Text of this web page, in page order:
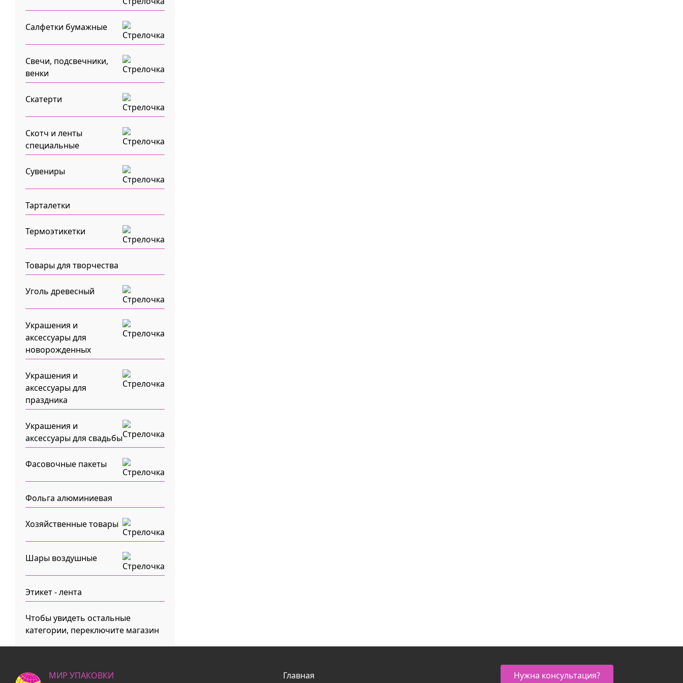
Салфетки бумажные
Свечи, подсвечники,
венки
Скатерти
Скотч и ленты
специальные
Сувениры
Тарталетки
Термоэтикетки
Товары для творчества
Уголь древесный
Украшения и
аксессуары для
новорожденных
Украшения и
аксессуары для
праздника
Украшения и
аксессуары для свадьбы
Фасовочные пакеты
Фольга алюминиевая
Хозяйственные товары
Шары воздушные
Этикет - лента
Чтобы увидеть остальные
категории, переключите магазин
МИР УПАКОВКИ Главная Нужна консультация?